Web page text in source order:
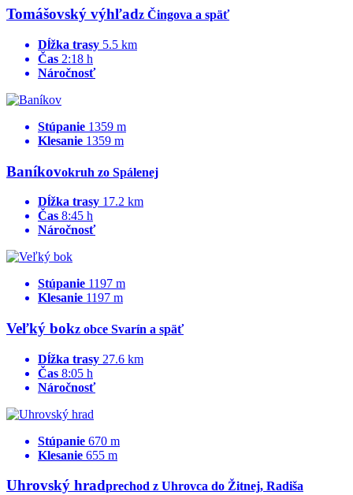
Tomášovský výhľadz Čingova a späť
Dĺžka trasy 5.5 km
Čas 2:18 h
Náročnosť
Stúpanie 1359 m
Klesanie 1359 m
Baníkovokruh zo Spálenej
Dĺžka trasy 17.2 km
Čas 8:45 h
Náročnosť
Stúpanie 1197 m
Klesanie 1197 m
Veľký bokz obce Svarín a späť
Dĺžka trasy 27.6 km
Čas 8:05 h
Náročnosť
Stúpanie 670 m
Klesanie 655 m
Uhrovský hradprechod z Uhrovca do Žitnej, Radiša